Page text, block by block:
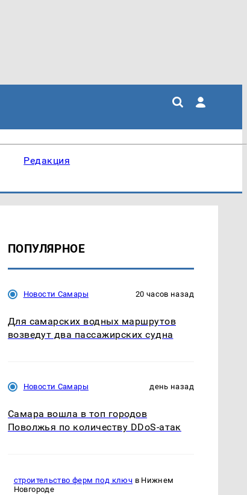
Редакция
ПОПУЛЯРНОЕ
Новости Самары 20 часов назад
Для самарских водных маршрутов
возведут два пассажирских судна
Новости Самары день назад
Самара вошла в топ городов
Поволжья по количеству DDoS-атак
строительство ферм под ключ в Нижнем
Новгороде